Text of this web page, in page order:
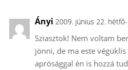
Ányi 2009. június 22.
Sziasztok! Nem voltam
jönni, de ma este
aprósággal én is hozzá